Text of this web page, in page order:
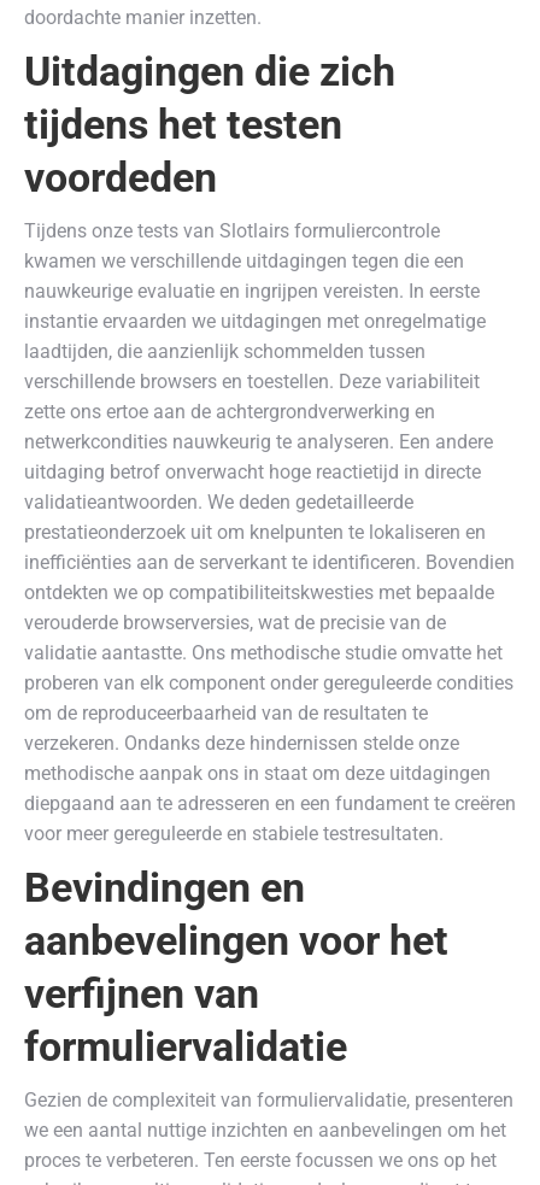
doordachte manier inzetten.
Uitdagingen die zich
tijdens het testen
voordeden
Tijdens onze tests van Slotlairs formuliercontrole
kwamen we verschillende uitdagingen tegen die een
nauwkeurige evaluatie en ingrijpen vereisten. In eerste
instantie ervaarden we uitdagingen met onregelmatige
laadtijden, die aanzienlijk schommelden tussen
verschillende browsers en toestellen. Deze variabiliteit
zette ons ertoe aan de achtergrondverwerking en
netwerkcondities nauwkeurig te analyseren. Een andere
uitdaging betrof onverwacht hoge reactietijd in directe
validatieantwoorden. We deden gedetailleerde
prestatieonderzoek uit om knelpunten te lokaliseren en
inefficiënties aan de serverkant te identificeren. Bovendien
ontdekten we op compatibiliteitskwesties met bepaalde
verouderde browserversies, wat de precisie van de
validatie aantastte. Ons methodische studie omvatte het
proberen van elk component onder gereguleerde condities
om de reproduceerbaarheid van de resultaten te
verzekeren. Ondanks deze hindernissen stelde onze
methodische aanpak ons in staat om deze uitdagingen
diepgaand aan te adresseren en een fundament te creëren
voor meer gereguleerde en stabiele testresultaten.
Bevindingen en
aanbevelingen voor het
verfijnen van
formuliervalidatie
Gezien de complexiteit van formuliervalidatie, presenteren
we een aantal nuttige inzichten en aanbevelingen om het
proces te verbeteren. Ten eerste focussen we ons op het